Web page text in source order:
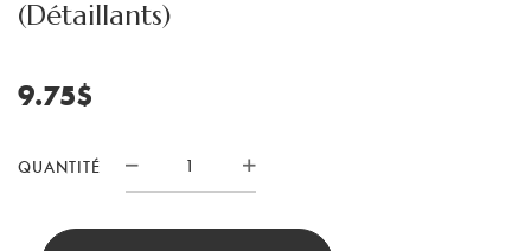
(Détaillants)
9.75$
QUANTITÉ
quantité